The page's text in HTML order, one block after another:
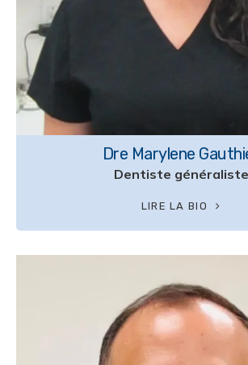
Dre Marylene
Dentiste généraliste
LIRE LA BIO